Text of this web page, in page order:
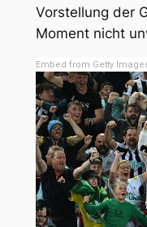
Vorstellung der
Moment nicht
Embed from Getty